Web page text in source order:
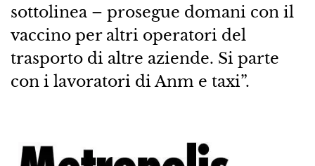
sottolinea – prosegue domani con il
vaccino per altri operatori del
trasporto di altre aziende. Si parte
con i lavoratori di Anm e taxi”.